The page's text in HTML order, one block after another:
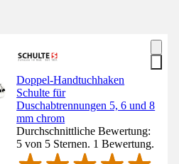
Doppel-Handtuchhaken
Schulte für
Duschabtrennungen 5, 6 und 8
mm chrom
Durchschnittliche Bewertung:
5 von 5 Sternen. 1 Bewertung.